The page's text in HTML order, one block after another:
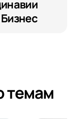
темам